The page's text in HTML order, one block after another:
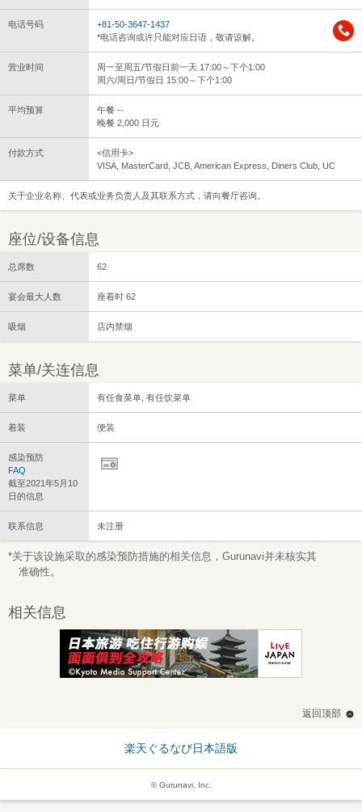
电话号码
+81-50-3647-1437
*电话咨询或许只能对应日语，敬请谅解。
营业时间
周一至周五/节假日前一天 17:00～下个1:00
周六/周日/节假日 15:00～下个1:00
平均预算
午餐 --
晚餐 2,000 日元
付款方式
<信用卡>
VISA, MasterCard, JCB, American Express, Diners Club, UC
关于企业名称、代表或业务负责人及其联系方式，请向餐厅咨询。
座位/设备信息
总席数 62
宴会最大人数 座着时 62
吸烟 店内禁烟
菜单/关连信息
菜单 有任食菜单, 有任饮菜单
着装 便装
感染预防
FAQ
截至2021年5月10
日的信息
联系信息 未注册
*关于该设施采取的感染预防措施的相关信息，Gurunavi并未核实其
准确性。
相关信息
返回顶部
楽天ぐるなび日本語版
© Gurunavi, Inc.